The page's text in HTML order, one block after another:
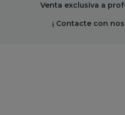
Venta exclusiva a
¡ Contacte con